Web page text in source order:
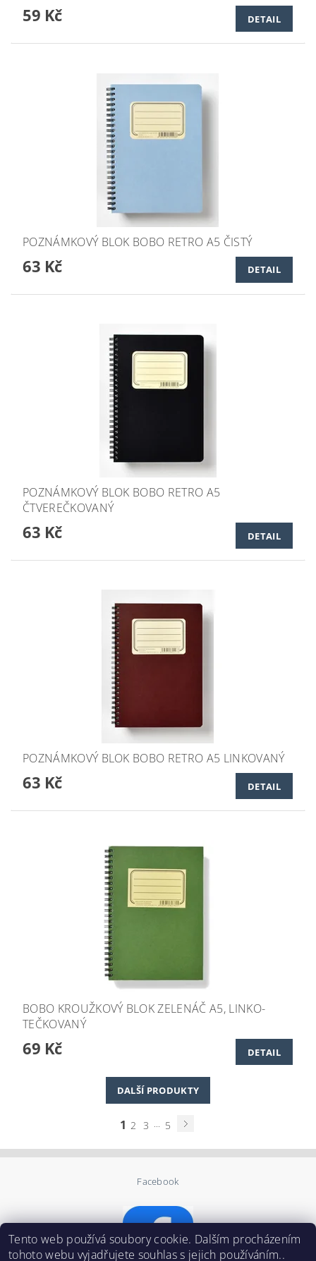
59 Kč DETAIL
POZNÁMKOVÝ BLOK BOBO RETRO A5 ČISTÝ
63 Kč DETAIL
POZNÁMKOVÝ BLOK BOBO RETRO A5
ČTVEREČKOVANÝ
63 Kč DETAIL
POZNÁMKOVÝ BLOK BOBO RETRO A5 LINKOVANÝ
63 Kč DETAIL
BOBO KROUŽKOVÝ BLOK ZELENÁČ A5, LINKO-
TEČKOVANÝ
69 Kč DETAIL
DALŠÍ PRODUKTY
1 2 3 ... 5
Facebook
Tento web používá soubory cookie. Dalším procházením
tohoto webu vyjadřujete souhlas s jejich používáním..